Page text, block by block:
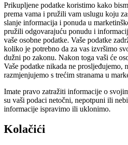
Prikupljene podatke koristimo kako
prema vama i pružili vam uslugu koju
slanje informacija i ponuda u
pružili odgovarajuću ponudu i
vaše osobne podatke. Vaše podatke
koliko je potrebno da za vas izvršimo
dužni po zakonu. Nakon toga vaši će
Vaše podatke nikada ne prosljeđujemo,
razmjenjujemo s trećim stranama u
Imate pravo zatražiti informacije o
su vaši podaci netočni, nepotpuni ili
informacije ispravimo ili uklonimo.
Kolačići